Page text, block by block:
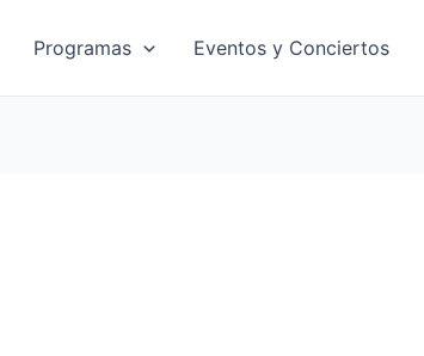
Programas Eventos y Conciertos